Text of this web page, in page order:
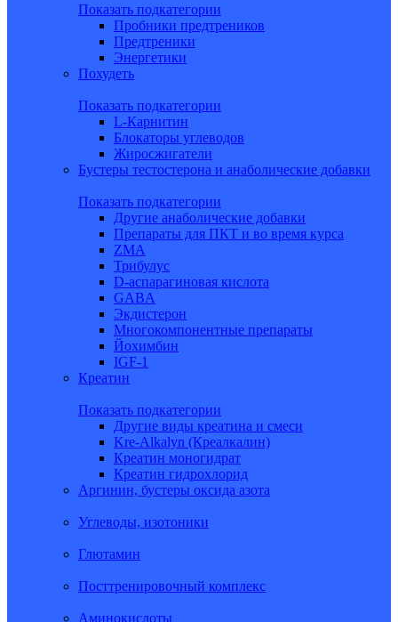
Показать подкатегории
Пробники предтреников
Предтреники
Энергетики
Похудеть
Показать подкатегории
L-Карнитин
Блокаторы углеводов
Жиросжигатели
Бустеры тестостерона и анаболические добавки
Показать подкатегории
Другие анаболические добавки
Препараты для ПКТ и во время курса
ZMA
Трибулус
D-аспарагиновая кислота
GABA
Экдистерон
Многокомпонентные препараты
Йохимбин
IGF-1
Креатин
Показать подкатегории
Другие виды креатина и смеси
Kre-Alkalyn (Креалкалин)
Креатин моногидрат
Креатин гидрохлорид
Аргинин, бустеры оксида азота
Углеводы, изотоники
Глютамин
Посттренировочный комплекс
Аминокислоты